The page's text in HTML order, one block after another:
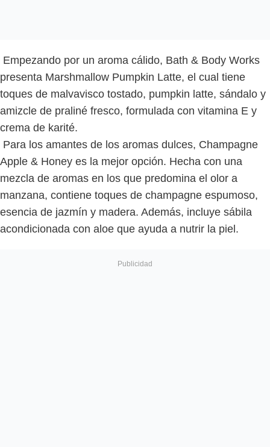
Empezando por un aroma cálido, Bath & Body Works
presenta Marshmallow Pumpkin Latte, el cual tiene
toques de malvavisco tostado, pumpkin latte, sándalo y
amizcle de praliné fresco, formulada con vitamina E y
crema de karité.
Para los amantes de los aromas dulces, Champagne
Apple & Honey es la mejor opción. Hecha con una
mezcla de aromas en los que predomina el olor a
manzana, contiene toques de champagne espumoso,
esencia de jazmín y madera. Además, incluye sábila
acondicionada con aloe que ayuda a nutrir la piel.